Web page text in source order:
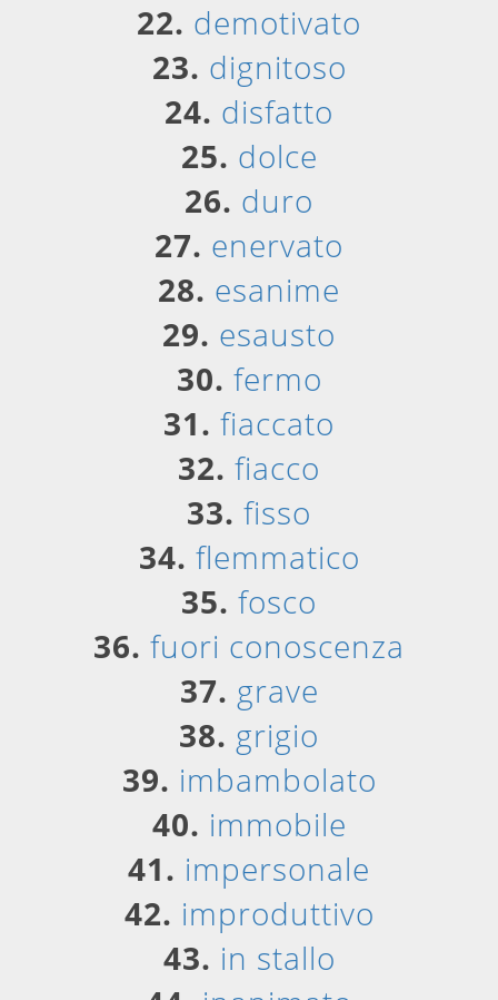
22. demotivato
23. dignitoso
24. disfatto
25. dolce
26. duro
27. enervato
28. esanime
29. esausto
30. fermo
31. fiaccato
32. fiacco
33. fisso
34. flemmatico
35. fosco
36. fuori conoscenza
37. grave
38. grigio
39. imbambolato
40. immobile
41. impersonale
42. improduttivo
43. in stallo